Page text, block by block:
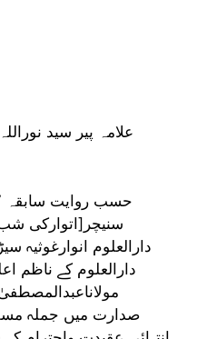
علامہ پیر سید
سنیچر[اتوارکی
دارالعلوم انوارغوثیہ
دارالعلوم کے ناظم
صدارت میں جملہ